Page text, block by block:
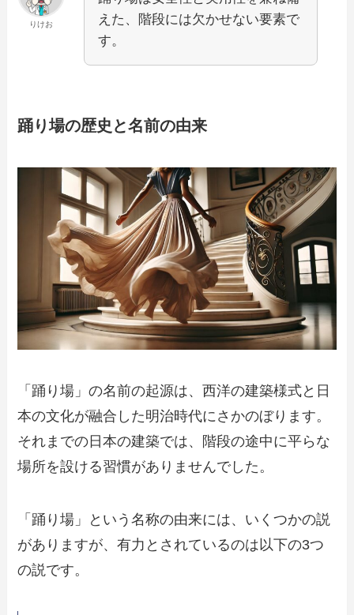
りけお
えた、階段には欠かせない要素で
す。
踊り場の歴史と名前の由来
「踊り場」の名前の起源は、西洋の建築様式と日
本の文化が融合した明治時代にさかのぼります。
それまでの日本の建築では、階段の途中に平らな
場所を設ける習慣がありませんでした。
「踊り場」という名称の由来には、いくつかの説
がありますが、有力とされているのは以下の3つ
の説です。